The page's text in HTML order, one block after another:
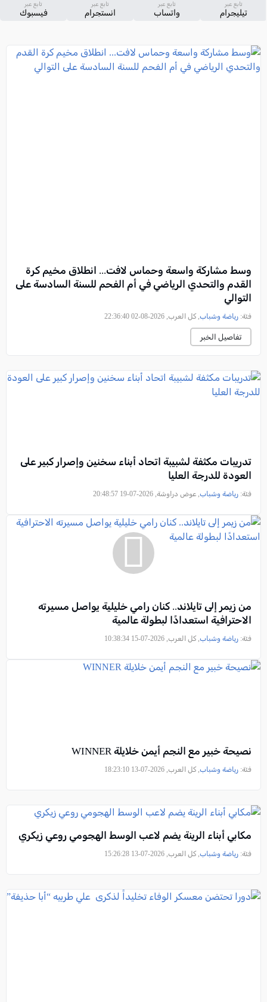
تابع عبر
تيليجرام
تابع عبر
واتساب
تابع عبر
انستجرام
تابع عبر
فيسبوك
وسط مشاركة واسعة وحماس لافت... انطلاق مخيم كرة
القدم والتحدي الرياضي في أم الفحم للسنة السادسة على
التوالي
فئة: رياضة وشباب, كل العرب, 2026-08-02 22:36:40
تفاصيل الخبر
تدريبات مكثفة لشبيبة اتحاد أبناء سخنين وإصرار كبير على
العودة للدرجة العليا
فئة: رياضة وشباب, عوض دراوشة, 2026-07-19 20:48:57
من زيمر إلى تايلاند.. كنان رامي خليلية يواصل مسيرته
الاحترافية استعدادًا لبطولة عالمية
فئة: رياضة وشباب, كل العرب, 2026-07-15 10:38:34
نصيحة خبير مع النجم أيمن خلايلة WINNER
فئة: رياضة وشباب, كل العرب, 2026-07-13 18:23:10
مكابي أبناء الرينة يضم لاعب الوسط الهجومي روعي زيكري
فئة: رياضة وشباب, كل العرب, 2026-07-13 15:26:28